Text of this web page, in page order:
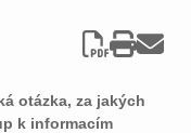
otázka, za jakých
k informacím